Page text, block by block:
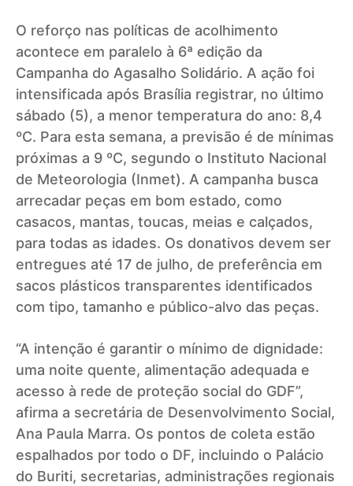
O reforço nas políticas de acolhimento
acontece em paralelo à 6ª edição da
Campanha do Agasalho Solidário. A ação foi
intensificada após Brasília registrar, no último
sábado (5), a menor temperatura do ano: 8,4
ºC. Para esta semana, a previsão é de mínimas
próximas a 9 ºC, segundo o Instituto Nacional
de Meteorologia (Inmet). A campanha busca
arrecadar peças em bom estado, como
casacos, mantas, toucas, meias e calçados,
para todas as idades. Os donativos devem ser
entregues até 17 de julho, de preferência em
sacos plásticos transparentes identificados
com tipo, tamanho e público-alvo das peças.
“A intenção é garantir o mínimo de dignidade:
uma noite quente, alimentação adequada e
acesso à rede de proteção social do GDF”,
afirma a secretária de Desenvolvimento Social,
Ana Paula Marra. Os pontos de coleta estão
espalhados por todo o DF, incluindo o Palácio
do Buriti, secretarias, administrações regionais